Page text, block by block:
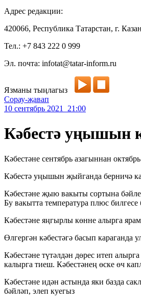
Адрес редакции:
420066, Республика Татарстан, г.
Тел.: +7 843 222 0 999
Эл. почта: infotat@tatar-inform.ru
Язманы тыңлагыз
Сорау-җавап
10 сентябрь 2021 21:00
Кәбестә уңышын
Кәбестәне сентябрь азагыннан
Кәбестә уңышын җыйганда берничә
Кәбестәне җыю вакыты сортына
Бу вакытта температура плюс билгесе
Кәбестәне яңгырлы көнне алырга
Өлгергән кәбестәгә басып караганда
Кәбестәне түтәлдән дөрес итеп
калырга тиеш. Кәбестәнең өске өч
Кәбестәне идән астында яки базда
бәйләп, элеп куегыз